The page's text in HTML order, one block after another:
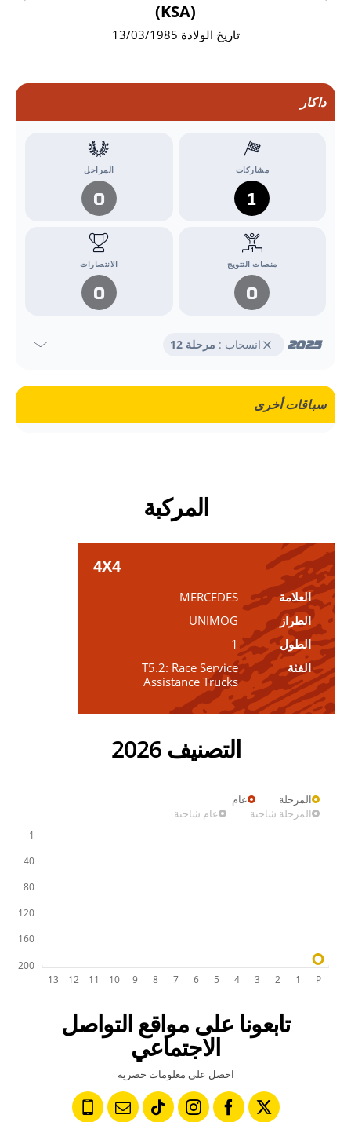
(KSA)
تاريخ الولادة 13/03/1985
داكار
مشاركات
1
المراحل
0
منصات التتويج
0
الانتصارات
0
2025 انسحاب : مرحلة 12
سباقات أخرى
المركبة
4X4
العلامة
MERCEDES
الطراز
UNIMOG
الطول
1
الفئة
T5.2: Race Service
Assistance Trucks
التصنيف 2026
المرحلة
عام
المرحلة شاحنة
عام شاحنة
تابعونا على مواقع التواصل
الاجتماعي
احصل على معلومات حصرية